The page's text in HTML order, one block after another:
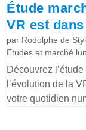
Étude
VR est
par Rodolphe de
Etudes et marché
Découvrez
l’évolution de la
votre quotidien